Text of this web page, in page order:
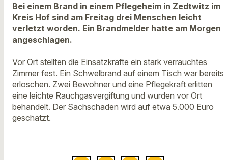
Bei einem Brand in einem Pflegeheim in Zedtwitz im
Kreis Hof sind am Freitag drei Menschen leicht
verletzt worden. Ein Brandmelder hatte am Morgen
angeschlagen.
Vor Ort stellten die Einsatzkräfte ein stark verrauchtes
Zimmer fest. Ein Schwelbrand auf einem Tisch war bereits
erloschen. Zwei Bewohner und eine Pflegekraft erlitten
eine leichte Rauchgasvergiftung und wurden vor Ort
behandelt. Der Sachschaden wird auf etwa 5.000 Euro
geschätzt.